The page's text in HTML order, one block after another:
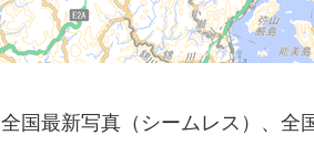
全国最新写真（シームレス）、全